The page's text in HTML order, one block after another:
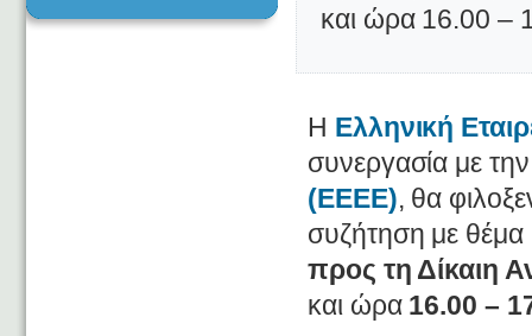
και ώρα 16.00 –
Η Ελληνική
συνεργασία με
(EEEE), θα
συζήτηση με θέμα
προς τη Δίκαιη
και ώρα 16.00 –